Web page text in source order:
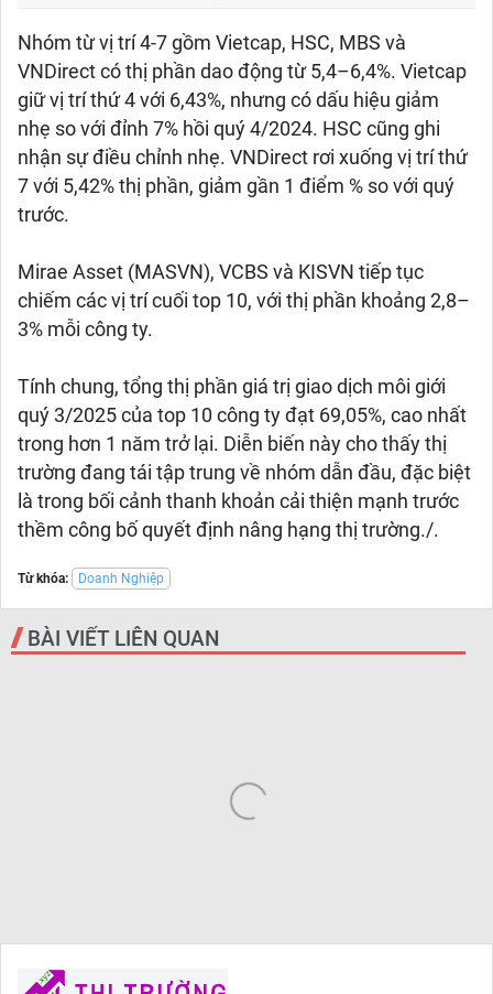
Nhóm từ vị trí 4-7 gồm Vietcap, HSC, MBS và
VNDirect có thị phần dao động từ 5,4–6,4%. Vietcap
giữ vị trí thứ 4 với 6,43%, nhưng có dấu hiệu giảm
nhẹ so với đỉnh 7% hồi quý 4/2024. HSC cũng ghi
nhận sự điều chỉnh nhẹ. VNDirect rơi xuống vị trí thứ
7 với 5,42% thị phần, giảm gần 1 điểm % so với quý
trước.
Mirae Asset (MASVN), VCBS và KISVN tiếp tục
chiếm các vị trí cuối top 10, với thị phần khoảng 2,8–
3% mỗi công ty.
Tính chung, tổng thị phần giá trị giao dịch môi giới
quý 3/2025 của top 10 công ty đạt 69,05%, cao nhất
trong hơn 1 năm trở lại. Diễn biến này cho thấy thị
trường đang tái tập trung về nhóm dẫn đầu, đặc biệt
là trong bối cảnh thanh khoản cải thiện mạnh trước
thềm công bố quyết định nâng hạng thị trường./.
Từ khóa: Doanh Nghiệp
BÀI VIẾT LIÊN QUAN